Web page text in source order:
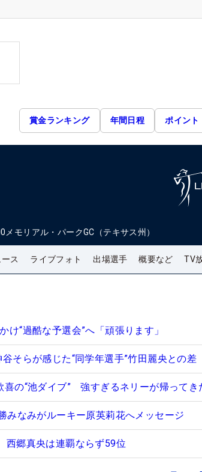
賞金ランキング 年間日程 ポイント
メモリアル・パークGC（テキサス州）
ス ライブフォト 出場選手 概要など TV
“過酷な予選会”へ「頑張ります」
そらが感じた“同学年選手”竹田麗央との差
の“池ダイブ” 強すぎるネリーが帰ってき
みなみがルーキー原英莉花へメッセージ
郷真央は連覇ならず59位